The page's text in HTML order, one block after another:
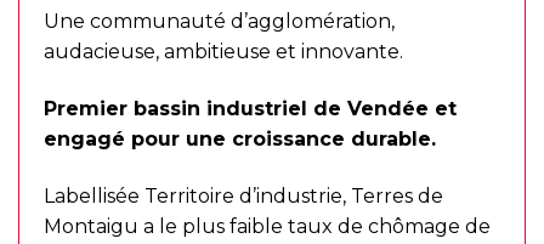
Une communauté d’agglomération,
audacieuse, ambitieuse et innovante.
Premier bassin industriel de Vendée et
engagé pour une croissance durable.
Labellisée Territoire d’industrie, Terres de
Montaigu a le plus faible taux de chômage de